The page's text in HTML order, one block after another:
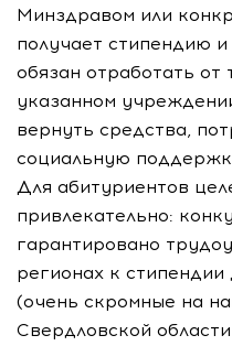
Минздравом или
получает стипендию
обязан отработать от
указанном
вернуть средства,
социальную
Для абитуриентов
привлекательно:
гарантировано
регионах к
(очень скромные на
Свердловской